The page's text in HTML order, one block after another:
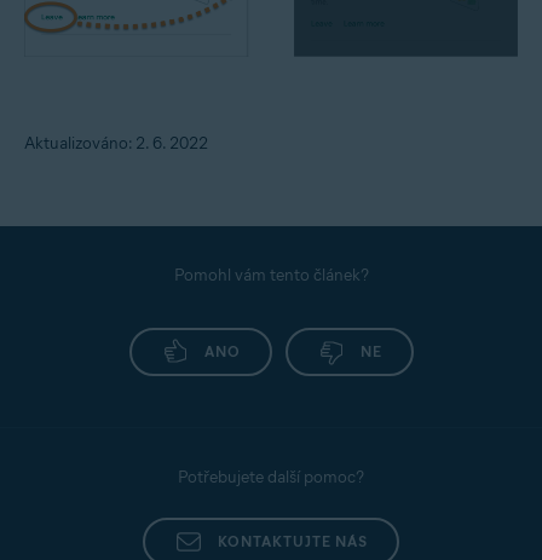
Aktualizováno: 2. 6. 2022
Pomohl vám tento článek?
ANO NE
Potřebujete další pomoc?
KONTAKTUJTE NÁS